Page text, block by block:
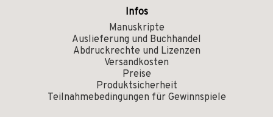
Infos
Manuskripte
Auslieferung und Buchhandel
Abdruckrechte und Lizenzen
Versandkosten
Preise
Produktsicherheit
Teilnahmebedingungen für Gewinnspiele